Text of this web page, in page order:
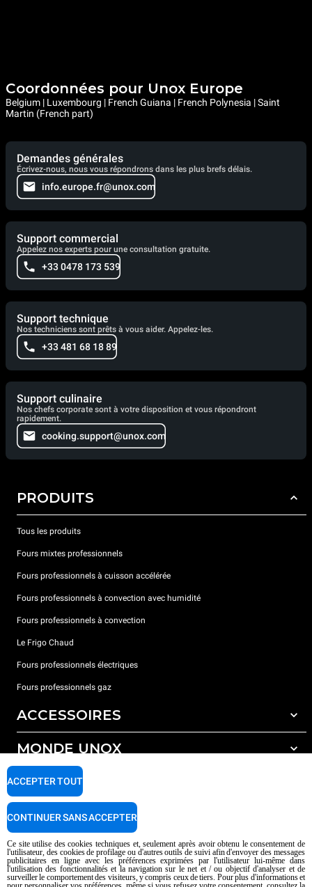
Coordonnées pour Unox Europe
Belgium | Luxembourg | French Guiana | French Polynesia | Saint
Martin (French part)
Demandes générales
Écrivez-nous, nous vous répondrons dans les plus brefs délais.
info.europe.fr@unox.com
Support commercial
Appelez nos experts pour une consultation gratuite.
+33 0478 173 539
Support technique
Nos techniciens sont prêts à vous aider. Appelez-les.
+33 481 68 18 89
Support culinaire
Nos chefs corporate sont à votre disposition et vous répondront
rapidement.
cooking.support@unox.com
PRODUITS
Tous les produits
Fours mixtes professionnels
Fours professionnels à cuisson accélérée
Fours professionnels à convection avec humidité
Fours professionnels à convection
Le Frigo Chaud
Fours professionnels électriques
Fours professionnels gaz
ACCESSOIRES
Tous les accessoires
Détergents pour lavage automatique
Détergents pour lavage manuel
Traitement de l'eau avec filtres à résine
MONDE UNOX
Nos bureaux dans le monde
SUPPORT
Garantie Unox
Trouver les Centres SAV
AI Content Disclaimer
Privacy policy Cookie policy
Ce site utilise des cookies techniques et, seulement après avoir obtenu le consentement de
l'utilisateur, des cookies de profilage ou d'autres outils de suivi afin d'envoyer des messages
publicitaires en ligne avec les préférences exprimées par l'utilisateur lui-même dans
l'utilisation des fonctionnalités et la navigation sur le net et / ou objectif d'analyser et de
surveiller le comportement des visiteurs, y compris ceux de tiers. Pour plus d'informations et
ACCEPTER TOUT
CONTINUER SANS ACCEPTER